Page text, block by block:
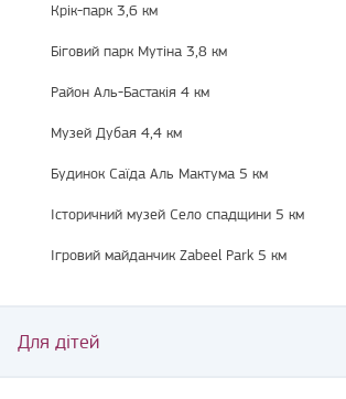
Крік-парк 3,6 км
Біговий парк Мутіна 3,8 км
Район Аль-Бастакія 4 км
Музей Дубая 4,4 км
Будинок Саїда Аль Мактума 5 км
Історичний музей Село спадщини 5 км
Ігровий майданчик Zabeel Park 5 км
Для дітей